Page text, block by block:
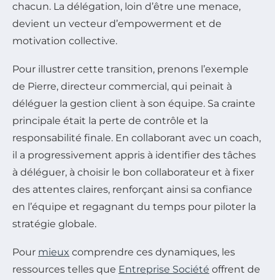
chacun. La délégation, loin d’être une menace,
devient un vecteur d’empowerment et de
motivation collective.
Pour illustrer cette transition, prenons l’exemple
de Pierre, directeur commercial, qui peinait à
déléguer la gestion client à son équipe. Sa crainte
principale était la perte de contrôle et la
responsabilité finale. En collaborant avec un coach,
il a progressivement appris à identifier des tâches
à déléguer, à choisir le bon collaborateur et à fixer
des attentes claires, renforçant ainsi sa confiance
en l’équipe et regagnant du temps pour piloter la
stratégie globale.
Pour mieux comprendre ces dynamiques, les
ressources telles que Entreprise Société offrent de